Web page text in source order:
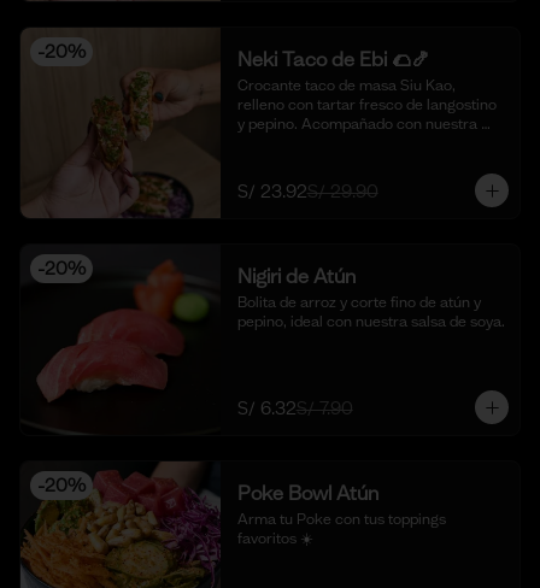
-20% Neki Taco de Ebi 🌮🍤
Crocante taco de masa Siu Kao,
relleno con tartar fresco de langostino
y pepino. Acompañado con nuestra
S/ 23.92S/ 29.90
-20% Nigiri de Atún
Bolita de arroz y corte fino de atún y
pepino, ideal con nuestra salsa de soya.
S/ 6.32S/ 7.90
-20% Poke Bowl Atún
Arma tu Poke con tus toppings
favoritos ☀️